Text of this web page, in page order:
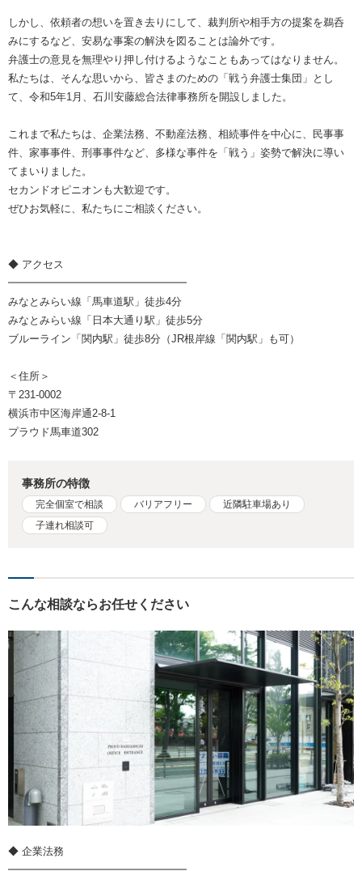
しかし、依頼者の想いを置き去りにして、裁判所や相手方の提案を鵜呑
みにするなど、安易な事案の解決を図ることは論外です。
弁護士の意見を無理やり押し付けるようなこともあってはなりません。
私たちは、そんな思いから、皆さまのための「戦う弁護士集団」とし
て、令和5年1月、石川安藤総合法律事務所を開設しました。
これまで私たちは、企業法務、不動産法務、相続事件を中心に、民事事
件、家事事件、刑事事件など、多様な事件を「戦う」姿勢で解決に導い
てまいりました。
セカンドオピニオンも大歓迎です。
ぜひお気軽に、私たちにご相談ください。
◆ アクセス
━━━━━━━━━━━━━━━━━
みなとみらい線「馬車道駅」徒歩4分
みなとみらい線「日本大通り駅」徒歩5分
ブルーライン「関内駅」徒歩8分（JR根岸線「関内駅」も可）
＜住所＞
〒231-0002
横浜市中区海岸通2-8-1
プラウド馬車道302
事務所の特徴
完全個室で相談 バリアフリー
近隣駐車場あり
子連れ相談可
こんな相談ならお任せください
◆ 企業法務